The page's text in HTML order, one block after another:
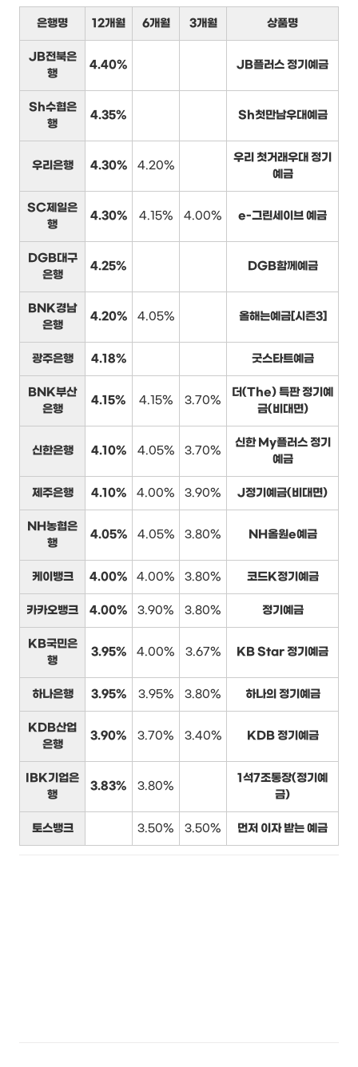
은행명 12개월 6개월 3개월 상품명
JB전북은
행
4.40% JB플러스 정기예금
Sh수협은
행
4.35% Sh첫만남우대예금
우리은행 4.30% 4.20%
우리 첫거래우대 정기
예금
SC제일은
행
4.30% 4.15% 4.00% e-그린세이브 예금
DGB대구
은행
4.25% DGB함께예금
BNK경남
은행
4.20% 4.05% 올해는예금[시즌3]
광주은행 4.18% 굿스타트예금
BNK부산
은행
4.15% 4.15% 3.70%
더(The) 특판 정기예
금(비대면)
신한은행 4.10% 4.05% 3.70%
신한 My플러스 정기
예금
제주은행 4.10% 4.00% 3.90% J정기예금(비대면)
NH농협은
행
4.05% 4.05% 3.80% NH올원e예금
케이뱅크 4.00% 4.00% 3.80% 코드K정기예금
카카오뱅크 4.00% 3.90% 3.80% 정기예금
KB국민은
행
3.95% 4.00% 3.67% KB Star 정기예금
하나은행 3.95% 3.95% 3.80% 하나의 정기예금
KDB산업
은행
3.90% 3.70% 3.40% KDB 정기예금
IBK기업은
행
3.83% 3.80%
1석7조통장(정기예
금)
토스뱅크 3.50% 3.50% 먼저 이자 받는 예금